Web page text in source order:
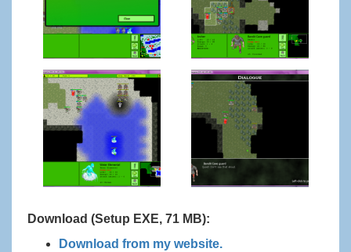
Download (Setup EXE, 71 MB):
Download from my website.